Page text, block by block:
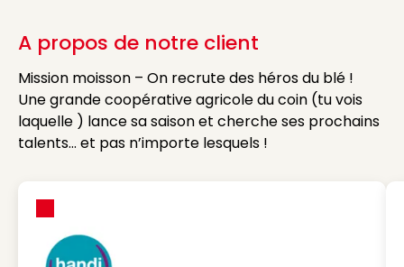
A propos de notre client
Mission moisson – On recrute des héros du blé !
Une grande coopérative agricole du coin (tu vois
laquelle ) lance sa saison et cherche ses prochains
talents… et pas n’importe lesquels !